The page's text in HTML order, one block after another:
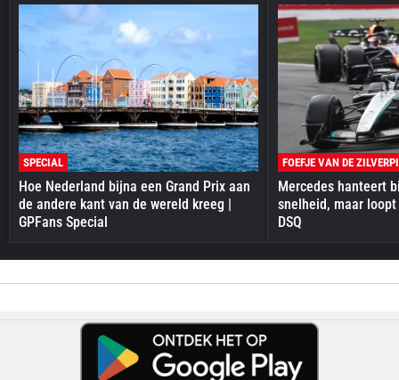
SPECIAL
Hoe Nederland bijna een Grand Prix aan
de andere kant van de wereld kreeg |
GPFans Special
FOEFJE VAN DE
Mercedes hanteert
snelheid, maar
DSQ